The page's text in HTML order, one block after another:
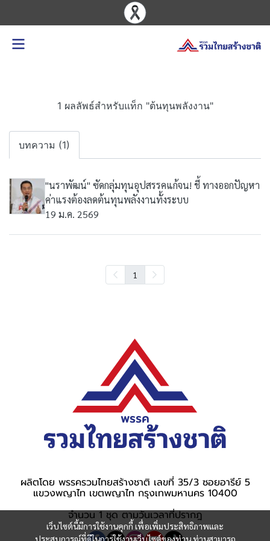
1 ผลลัพธ์สำหรับแท็ก "ต้นทุนพลังงาน"
บทความ (1)
"นราพัฒน์" ซัดกลุ่มทุนอุปสรรคแก้จน! ชี้ ทางออกปัญหา
ค่าแรงต้องลดต้นทุนพลังงานทั้งระบบ
19 ม.ค. 2569
1
เว็บไซต์นี้มีการใช้งานคุกกี้ เพื่อเพิ่มประสิทธิภาพและ
ประสบการณ์ที่ดีในการใช้งานเว็บไซต์ของท่าน ท่านสามารถ
ผลิตโดย พรรครวมไทยสร้างชาติ เลขที่ 35/3 ซอยอารีย์ 5
แขวงพญาไท เขตพญาไท กรุงเทพมหานคร 10400
จำนวน 1 ชุด ตามวันเวลาที่ปรากฎ